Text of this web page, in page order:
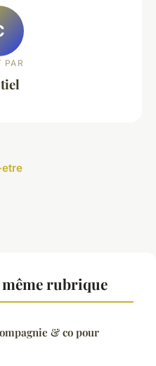
PAR
rubrique
& co pour